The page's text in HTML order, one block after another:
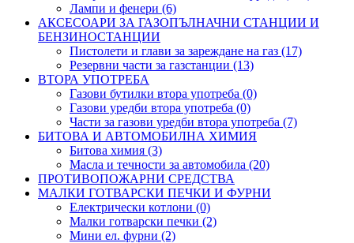
Лампи и фенери (6)
АКСЕСОАРИ ЗА ГАЗОПЪЛНАЧНИ СТАНЦИИ И
БЕНЗИНОСТАНЦИИ
Пистолети и глави за зареждане на газ (17)
Резервни части за газстанции (13)
ВТОРА УПОТРЕБА
Газови бутилки втора употреба (0)
Газови уредби втора употреба (0)
Части за газови уредби втора употреба (7)
БИТОВА И АВТОМОБИЛНА ХИМИЯ
Битова химия (3)
Масла и течности за автомобила (20)
ПРОТИВОПОЖАРНИ СРЕДСТВА
МАЛКИ ГОТВАРСКИ ПЕЧКИ И ФУРНИ
Електрически котлони (0)
Малки готварски печки (2)
Мини ел. фурни (2)